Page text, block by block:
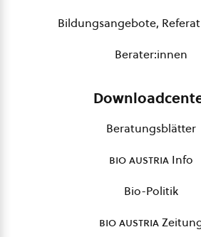
Bildungsangebote,
Berater:innen
Beratungsblätter
bio austria Info
Bio-Politik
bio austria